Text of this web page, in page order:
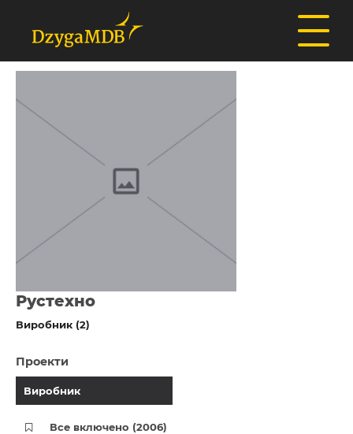
Рустехно
Виробник (2)
Проекти
Виробник
Все включено (2006)